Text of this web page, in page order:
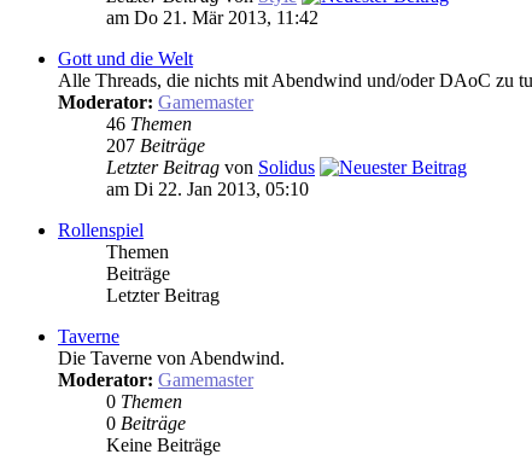
am Do 21. Mär 2013, 11:42
Gott und die Welt
Alle Threads, die nichts mit Abendwind und/oder DAoC zu
Moderator: Gamemaster
46 Themen
207 Beiträge
Letzter Beitrag von Solidus
am Di 22. Jan 2013, 05:10
Rollenspiel
Themen
Beiträge
Letzter Beitrag
Taverne
Die Taverne von Abendwind.
Moderator: Gamemaster
0 Themen
0 Beiträge
Keine Beiträge